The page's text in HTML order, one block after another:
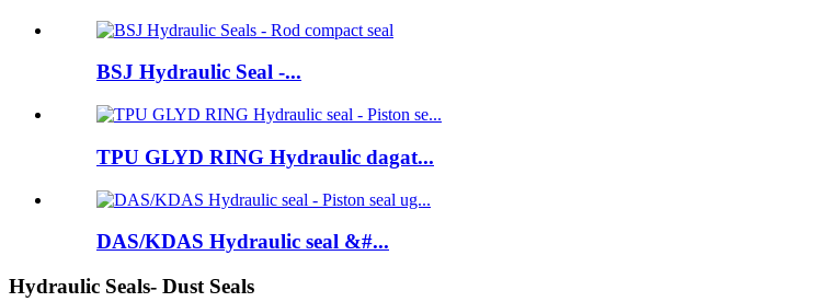
BSJ Hydraulic Seal -...
TPU GLYD RING Hydraulic dagat...
DAS/KDAS Hydraulic seal &#...
Hydraulic Seals- Dust Seals